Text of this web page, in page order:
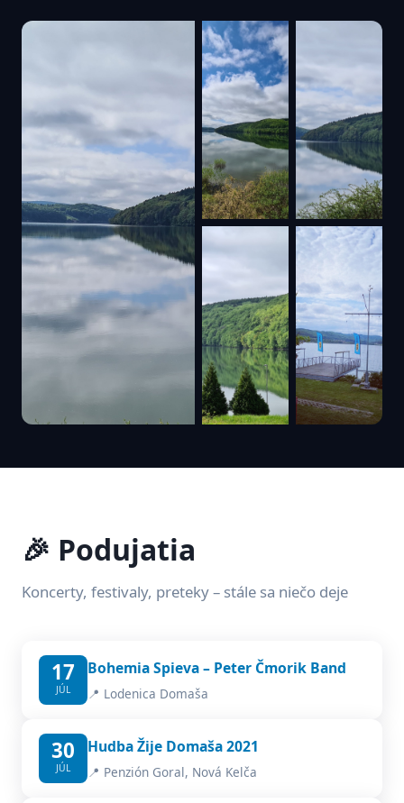
🎉 Podujatia
Koncerty, festivaly, preteky – stále sa niečo deje
17
JÚL
Bohemia Spieva – Peter Čmorik Band
📍 Lodenica Domaša
30
JÚL
Hudba Žije Domaša 2021
📍 Penzión Goral, Nová Kelča